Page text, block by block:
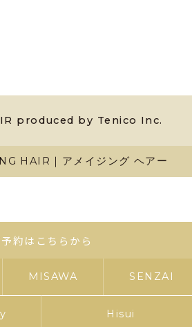
produced by Tenico Inc.
HAIR｜アメイジング ヘアー
予約はこちらから
MISAWA SENZAI
Hisui